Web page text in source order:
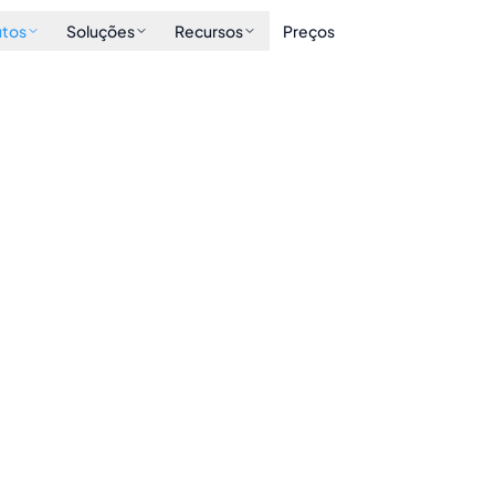
Soluções Recursos Preços